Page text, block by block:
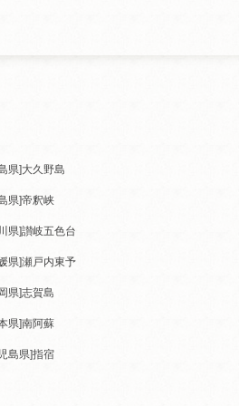
県]大久野島
県]帝釈峡
県]讃岐五色台
県]瀬戸内東予
県]志賀島
県]南阿蘇
島県]指宿